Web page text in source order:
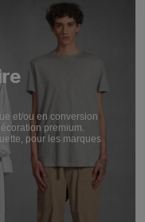
et/ou en conversion
premium.
pour les marques